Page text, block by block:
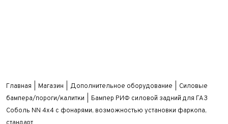
Главная Магазин Дополнительное оборудование
Силовые
бампера/пороги/калитки
Бампер РИФ силовой задний для ГАЗ
Соболь NN 4x4 с фонарями, возможностью установки фаркопа,